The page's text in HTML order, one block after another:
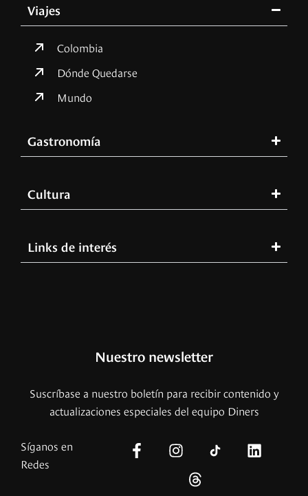
Viajes
Colombia
Dónde Quedarse
Mundo
Gastronomía
Cultura
Links de interés
Nuestro newsletter
Suscríbase a nuestro boletín para recibir contenido y
actualizaciones especiales del equipo Diners
Síganos en
Redes